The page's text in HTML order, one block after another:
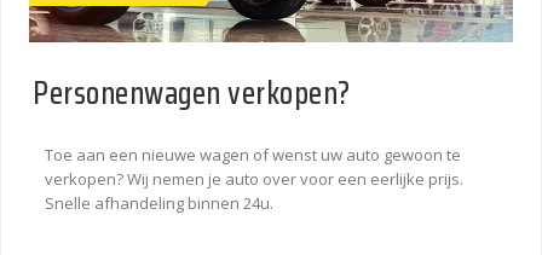
Personenwagen verkopen?
Toe aan een nieuwe wagen of wenst uw auto gewoon te
verkopen? Wij nemen je auto over voor een eerlijke prijs.
Snelle afhandeling binnen 24u.